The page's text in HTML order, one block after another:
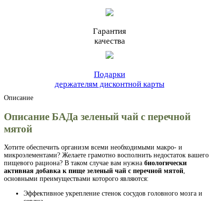
Гарантия
качества
Подарки
держателям дисконтной карты
Описание
Описание БАДа зеленый чай с перечной
мятой
Хотите обеспечить организм всеми необходимыми макро- и
микроэлементами? Желаете грамотно восполнить недостаток вашего
пищевого рациона? В таком случае вам нужна биологически
активная добавка к пище зеленый чай с перечной мятой,
основными преимуществами которого являются:
Эффективное укрепление стенок сосудов головного мозга и